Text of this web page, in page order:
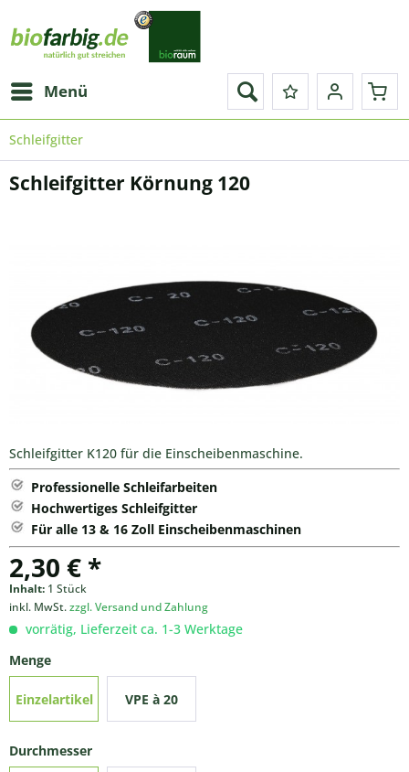
Menü
Schleifgitter
Schleifgitter Körnung 120
Schleifgitter K120 für die Einscheibenmaschine.
Professionelle Schleifarbeiten
Hochwertiges Schleifgitter
Für alle 13 & 16 Zoll Einscheibenmaschinen
2,30 € *
Inhalt: 1 Stück
inkl. MwSt.zzgl. Versand und Zahlung
vorrätig, Lieferzeit ca. 1-3 Werktage
Menge
Einzelartikel VPE à 20
Durchmesser